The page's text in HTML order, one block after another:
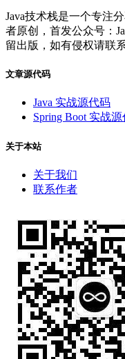
Java技术栈是一个专注
者原创，首发公众号：
留出版，如有侵权请联
文章源代码
Java 实战源代码
Spring Boot 实战
关于本站
关于我们
联系作者